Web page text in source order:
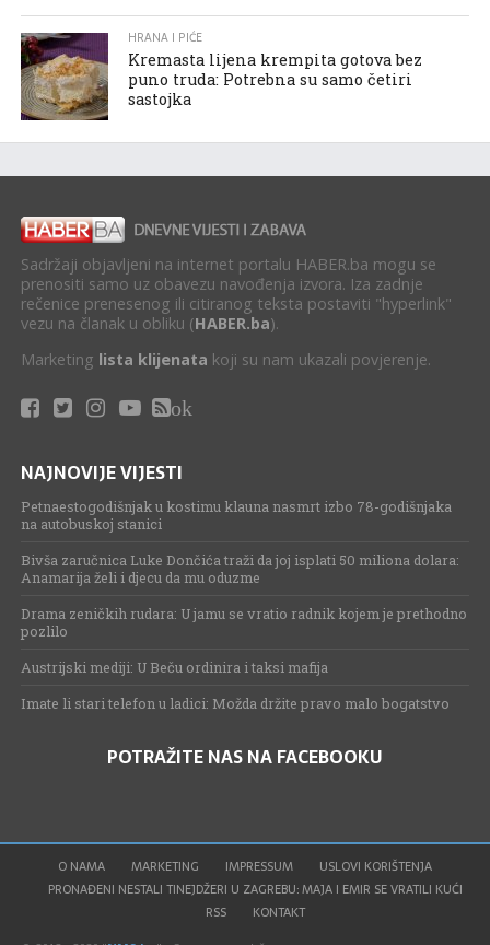
HRANA I PIĆE
Kremasta lijena krempita gotova bez
puno truda: Potrebna su samo četiri
sastojka
Sadržaji objavljeni na internet portalu HABER.ba mogu se
prenositi samo uz obavezu navođenja izvora. Iza zadnje
rečenice prenesenog ili citiranog teksta postaviti "hyperlink"
vezu na članak u obliku (HABER.ba).
Marketing lista klijenata koji su nam ukazali povjerenje.
ok
NAJNOVIJE VIJESTI
Petnaestogodišnjak u kostimu klauna nasmrt izbo 78-godišnjaka
na autobuskoj stanici
Bivša zaručnica Luke Dončića traži da joj isplati 50 miliona dolara:
Anamarija želi i djecu da mu oduzme
Drama zeničkih rudara: U jamu se vratio radnik kojem je prethodno
pozlilo
Austrijski mediji: U Beču ordinira i taksi mafija
Imate li stari telefon u ladici: Možda držite pravo malo bogatstvo
POTRAŽITE NAS NA FACEBOOKU
O NAMA MARKETING IMPRESSUM
USLOVI KORIŠTENJA
PRONAĐENI NESTALI TINEJDŽERI U ZAGREBU: MAJA I EMIR SE VRATILI KUĆI
RSS
KONTAKT